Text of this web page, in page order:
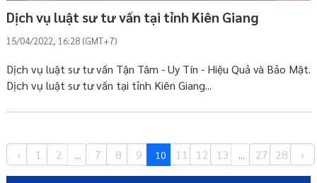
Dịch vụ luật sư tư vấn tại tỉnh Kiên Giang
15/04/2022, 16:28 (GMT+7)
Dịch vụ luật sư tư vấn Tận Tâm - Uy Tín - Hiệu Quả và Bảo Mật.
Dịch vụ luật sư tư vấn tại tỉnh Kiên Giang...
‹ 1 2 ... 7 8 9 10 11 12 13 ... 27 28 ›